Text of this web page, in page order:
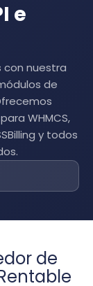
e
nuestra
de
WHMCS,
y todos
de